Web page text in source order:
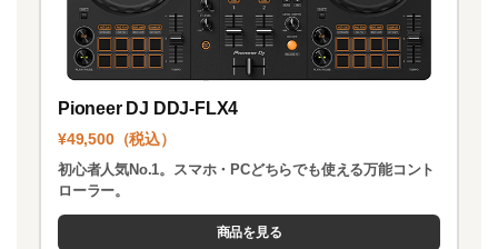
Pioneer DJ DDJ-FLX4
¥49,500（税込）
初心者人気No.1。スマホ・PCどちらでも使える万能コント
ローラー。
商品を見る